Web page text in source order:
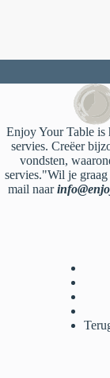
Enjoy Your Table is
servies. Creëer
vondsten,
servies."Wil je
mail naar